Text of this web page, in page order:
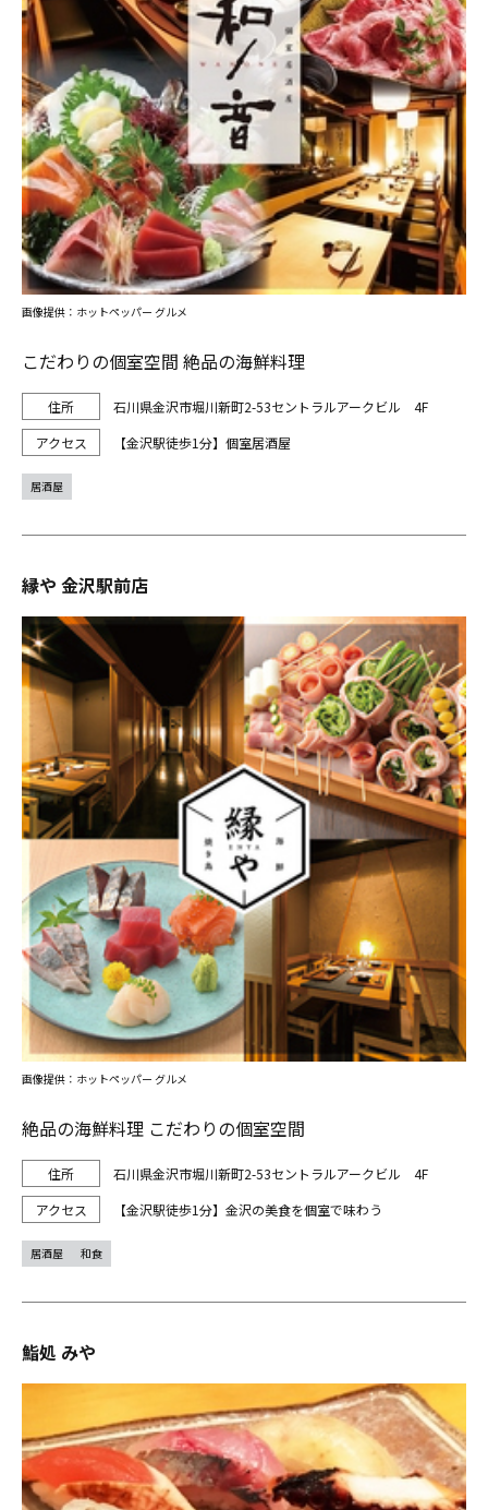
こだわりの個室空間 絶品の海鮮料理
石川県金沢市堀川新町2-53セントラルアークビル 4F
【金沢駅徒歩1分】個室居酒屋
画像提供：ホットペッパー グルメ
居酒屋
縁や 金沢駅前店
絶品の海鮮料理 こだわりの個室空間
石川県金沢市堀川新町2-53セントラルアークビル 4F
【金沢駅徒歩1分】金沢の美食を個室で味わう
画像提供：ホットペッパー グルメ
居酒屋 和食
鮨処 みや